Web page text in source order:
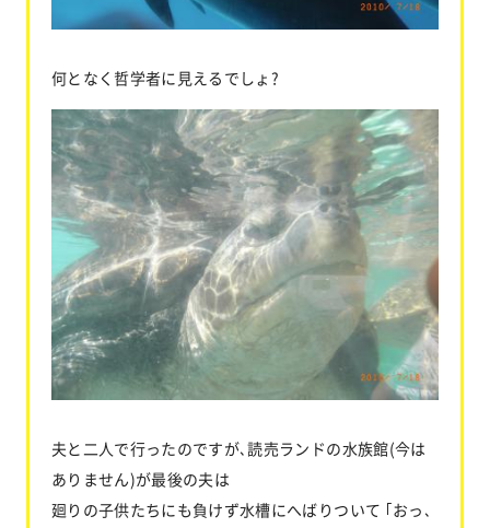
何となく哲学者に見えるでしょ?
夫と二人で行ったのですが､読売ランドの水族館(今は
ありません)が最後の夫は
廻りの子供たちにも負けず水槽にへばりついて ｢おっ､